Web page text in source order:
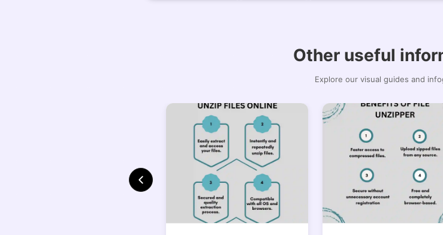
Other useful
Explore our visual guides and